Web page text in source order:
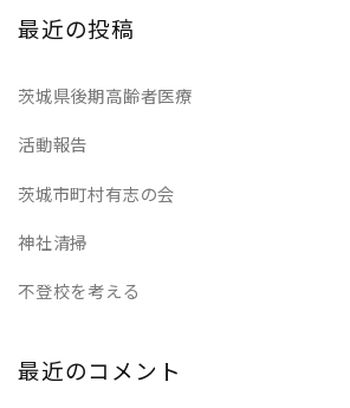
最近の投稿
茨城県後期高齢者医療
活動報告
茨城市町村有志の会
神社清掃
不登校を考える
最近のコメント